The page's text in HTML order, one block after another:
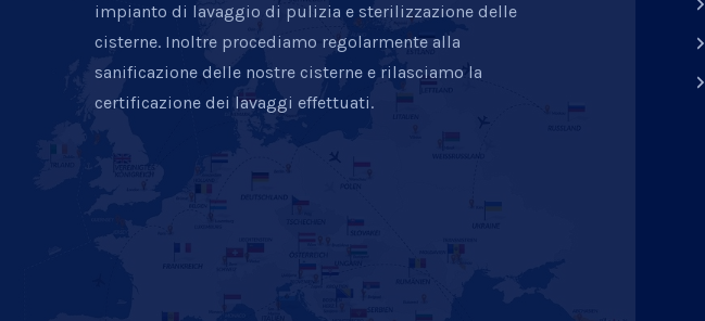
impianto di lavaggio di pulizia e sterilizzazione delle
cisterne. Inoltre procediamo regolarmente alla
sanificazione delle nostre cisterne e rilasciamo la
certificazione dei lavaggi effettuati.